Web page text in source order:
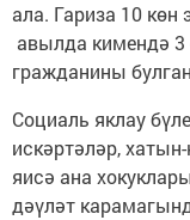
ала. Гариза 10 көн
авылда кимендә
гражданины
Социаль яклау
искәртәләр,
яисә ана
дәүләт